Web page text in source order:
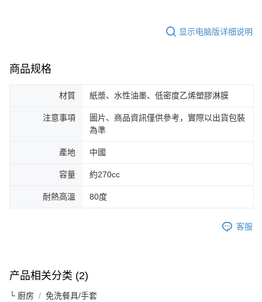
显示电脑版详细说明
商品规格
材質 紙漿、水性油墨、低密度乙烯塑膠淋膜
注意事項
圖片、商品資訊僅供參考，實際以出貨包裝
為準
產地 中國
容量 約270cc
耐熱高溫 80度
客服
产品相关分类 (2)
└ 廚房 免洗餐具/手套